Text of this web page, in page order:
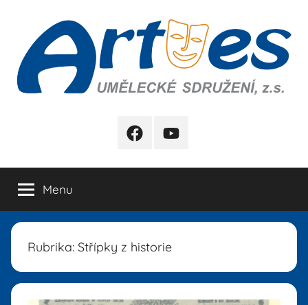
obsahu
FB YB
Menu
Rubrika: Střípky z historie